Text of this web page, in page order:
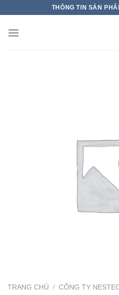
THÔNG TIN SẢN
TRANG CHỦ / CÔNG TY